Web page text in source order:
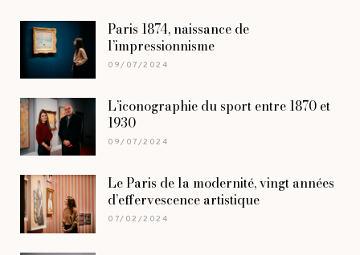
Paris 1874, naissance de
l’impressionnisme
09/07/2024
L’iconographie du sport entre 1870 et
1930
09/07/2024
Le Paris de la modernité, vingt années
d’effervescence artistique
07/02/2024